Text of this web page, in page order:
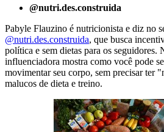
@nutri.des.construida
Pabyle Flauzino é nutricionista e diz no
@nutri.des.construida, que busca
política e sem dietas para os seguidores.
influenciadora mostra como você pode
movimentar seu corpo, sem precisar ter
malucos de dieta e treino.